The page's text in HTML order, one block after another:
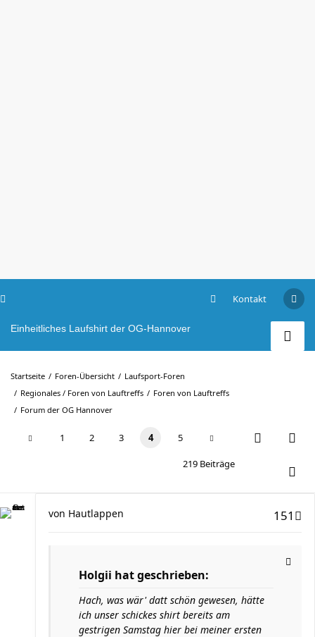
Kontakt
Einheitliches Laufshirt der OG-Hannover
Startseite Foren-Übersicht
Laufsport-Foren
Regionales / Foren von Lauftreffs
Foren von Lauftreffs
Forum der OG Hannover
1 2 3 4 5
219 Beiträge
151
von Hautlappen
Holgii hat geschrieben:
Hach, was wär' datt schön gewesen, hätte
ich unser schickes shirt bereits am
gestrigen Samstag hier bei meiner ersten